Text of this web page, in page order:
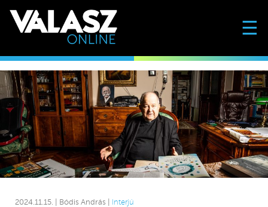
☰
2024.11.15. | Bódis András | Interjú